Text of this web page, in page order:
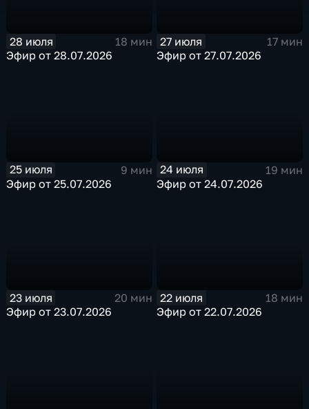
28 июля
18 мин
Эфир от 28.07.2026
27 июля
17 мин
Эфир от 27.07.2026
25 июля
9 мин
Эфир от 25.07.2026
24 июля
19 мин
Эфир от 24.07.2026
23 июля
20 мин
Эфир от 23.07.2026
22 июля
18 мин
Эфир от 22.07.2026